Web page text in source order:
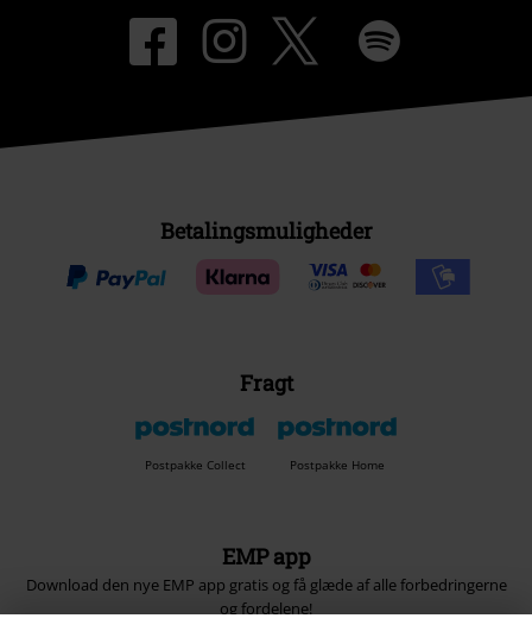
Betalingsmuligheder
Fragt
Postpakke Collect Postpakke Home
EMP app
Download den nye EMP app gratis og få glæde af alle forbedringerne
og fordelene!